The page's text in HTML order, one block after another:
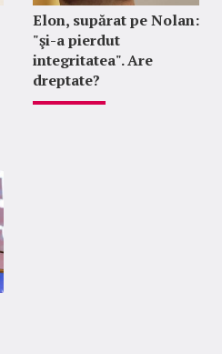
Elon, supărat pe Nolan:
"şi-a pierdut
integritatea". Are
dreptate?